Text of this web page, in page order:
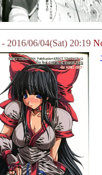
- 2016/06/04(Sat) 20:19